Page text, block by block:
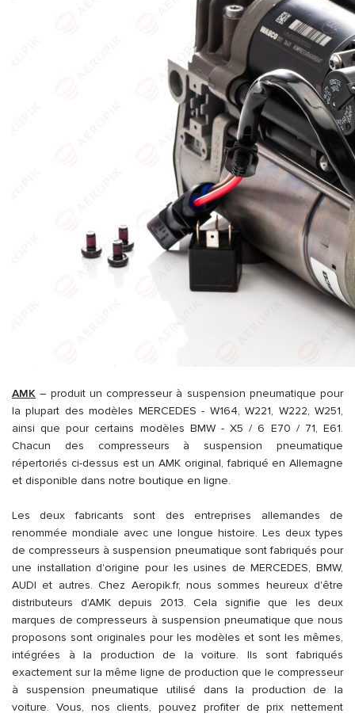
AMK – produit un compresseur à suspension pneumatique pour
la plupart des modèles MERCEDES - W164, W221, W222, W251,
ainsi que pour certains modèles BMW - X5 / 6 E70 / 71, E61.
Chacun des compresseurs à suspension pneumatique
répertoriés ci-dessus est un AMK original, fabriqué en Allemagne
et disponible dans notre boutique en ligne.
Les deux fabricants sont des entreprises allemandes de
renommée mondiale avec une longue histoire. Les deux types
de compresseurs à suspension pneumatique sont fabriqués pour
une installation d'origine pour les usines de MERCEDES, BMW,
AUDI et autres. Chez Aeropik.fr, nous sommes heureux d'être
distributeurs d'AMK depuis 2013. Cela signifie que les deux
marques de compresseurs à suspension pneumatique que nous
proposons sont originales pour les modèles et sont les mêmes,
intégrées à la production de la voiture. Ils sont fabriqués
exactement sur la même ligne de production que le compresseur
à suspension pneumatique utilisé dans la production de la
voiture. Vous, nos clients, pouvez profiter de prix nettement